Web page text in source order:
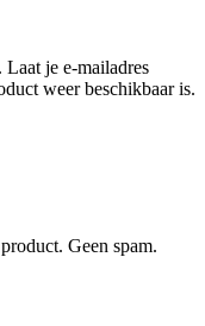
Laat je e-mailadres
weer beschikbaar is.
Geen spam.